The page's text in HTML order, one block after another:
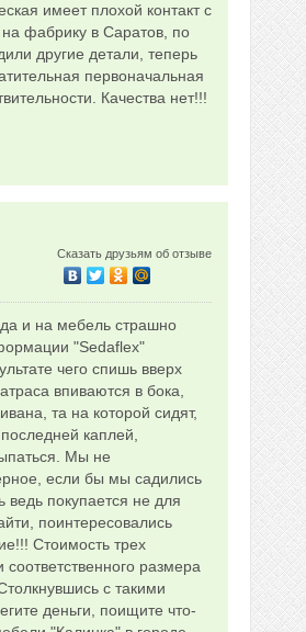
имеет плохой контакт с
фабрику в Саратов, по
другие детали, теперь
первоначальная
Качества нет!!!
Сказать друзьям об отзыве
и на мебель страшно
"Sedaflex"
чего спишь вверх
впиваются в бока,
та на которой сидят,
каплей,
Мы не
если бы мы садились
покупается не для
поинтересовались
Стоимость трех
размера
с такими
деньги, поищите что-